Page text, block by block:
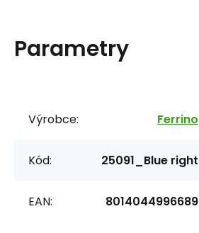
Parametry
Výrobce: Ferrino
Kód: 25091_Blue right
EAN: 8014044996689